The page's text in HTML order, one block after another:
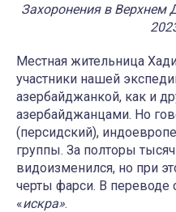
Захоронения в Верхнем
Местная жительница
участники нашей
азербайджанкой, как и
азербайджанцами. Но
(персидский),
группы. За полторы
видоизменился, но при
черты фарси. В переводе
«искра».